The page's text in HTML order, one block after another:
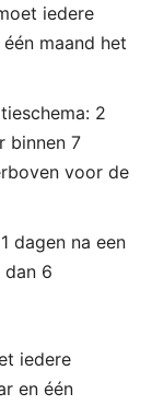
iedere
maand het
2
binnen 7
voor de
dagen na een
6
iedere
en één